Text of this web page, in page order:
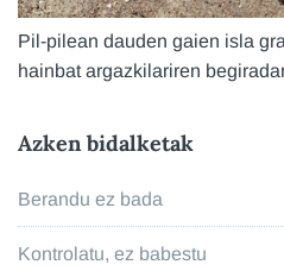
Pil-pilean dauden gaien isla
hainbat argazkilariren
Azken bidalketak
Berandu ez bada
Kontrolatu, ez babestu